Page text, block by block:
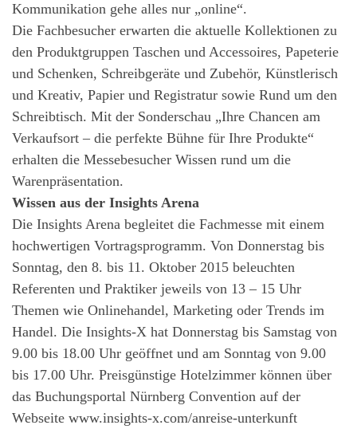
Kommunikation gehe alles nur „online“.
Die Fachbesucher erwarten die aktuelle Kollektionen zu
den Produktgruppen Taschen und Accessoires, Papeterie
und Schenken, Schreibgeräte und Zubehör, Künstlerisch
und Kreativ, Papier und Registratur sowie Rund um den
Schreibtisch. Mit der Sonderschau „Ihre Chancen am
Verkaufsort – die perfekte Bühne für Ihre Produkte“
erhalten die Messebesucher Wissen rund um die
Warenpräsentation.
Wissen aus der Insights Arena
Die Insights Arena begleitet die Fachmesse mit einem
hochwertigen Vortragsprogramm. Von Donnerstag bis
Sonntag, den 8. bis 11. Oktober 2015 beleuchten
Referenten und Praktiker jeweils von 13 – 15 Uhr
Themen wie Onlinehandel, Marketing oder Trends im
Handel. Die Insights-X hat Donnerstag bis Samstag von
9.00 bis 18.00 Uhr geöffnet und am Sonntag von 9.00
bis 17.00 Uhr. Preisgünstige Hotelzimmer können über
das Buchungsportal Nürnberg Convention auf der
Webseite www.insights-x.com/anreise-unterkunft